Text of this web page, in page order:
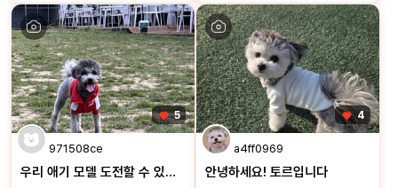
5
971508ce
우리 애기 모델 도전할 수 있을까요~?? 많관부!!
4
a4ff0969
안녕하세요! 토르입니다